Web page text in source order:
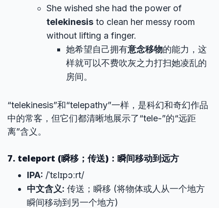
She wished she had the power of
telekinesis to clean her messy room
without lifting a finger.
她希望自己拥有意念移物的能力，这
样就可以不费吹灰之力打扫她凌乱的
房间。
“telekinesis”和“telepathy”一样，是科幻和奇幻作品
中的常客，但它们都清晰地展示了“tele-”的“远距
离”含义。
7. teleport (瞬移；传送)：瞬间移动到远方
IPA: /ˈtɛlɪpɔːrt/
中文含义: 传送；瞬移 (将物体或人从一个地方
瞬间移动到另一个地方)